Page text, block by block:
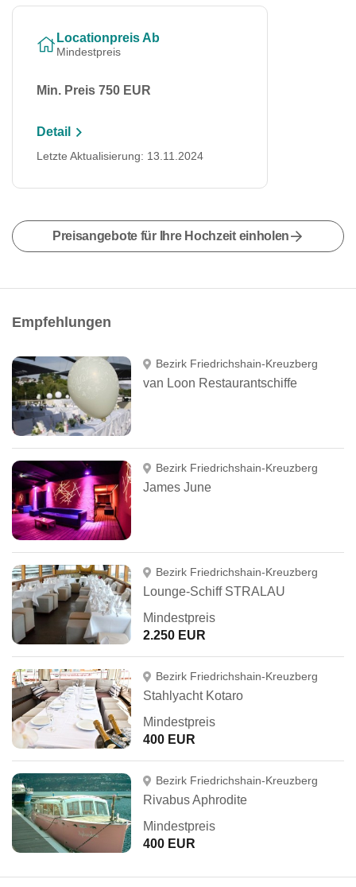
Locationpreis Ab
Mindestpreis
Min. Preis 750 EUR
Detail
Letzte Aktualisierung: 13.11.2024
Preisangebote für Ihre Hochzeit einholen
Empfehlungen
Bezirk Friedrichshain-Kreuzberg
van Loon Restaurantschiffe
Bezirk Friedrichshain-Kreuzberg
James June
Bezirk Friedrichshain-Kreuzberg
Lounge-Schiff STRALAU
Mindestpreis
2.250 EUR
Bezirk Friedrichshain-Kreuzberg
Stahlyacht Kotaro
Mindestpreis
400 EUR
Bezirk Friedrichshain-Kreuzberg
Rivabus Aphrodite
Mindestpreis
400 EUR